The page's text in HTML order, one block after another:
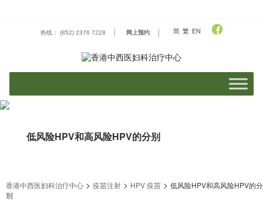
热线： (852) 2376 7228 网上预约 简 繁 EN
低风险HPV和高风险HPV的分别
香港中西医妇科治疗中心 > 疫苗注射 > HPV 疫苗 > 低风险HPV和高风险HPV的分
别